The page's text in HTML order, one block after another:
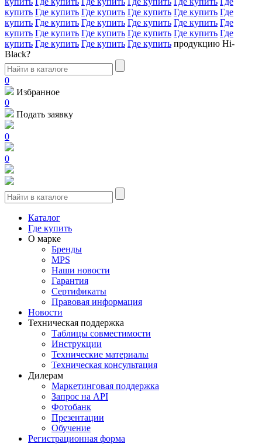
купить Где купить Где купить Где купить Где купить Где
купить Где купить Где купить Где купить Где купить Где
купить Где купить Где купить Где купить Где купить Где
купить Где купить Где купить Где купить продукцию Hi-
Black?
0
Избранное
0
Подать заявку
0
0
Каталог
Где купить
О марке
Бренды
MPS
Наши новости
Гарантия
Сертификаты
Правовая информация
Новости
Техническая поддержка
Таблицы совместимости
Инструкции
Технические материалы
Техническая консультация
Дилерам
Маркетинговая поддержка
Запрос на API
Фотобанк
Презентации
Обучение
Регистрационная форма